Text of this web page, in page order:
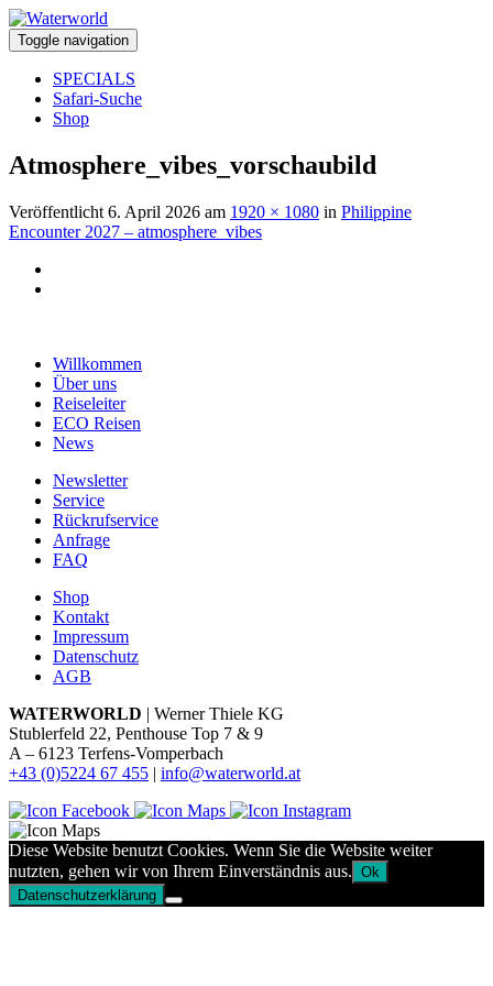
Toggle navigation
SPECIALS
Safari-Suche
Shop
Atmosphere_vibes_vorschaubild
Veröffentlicht 6. April 2026 am 1920 × 1080 in Philippine
Encounter 2027 – atmosphere_vibes
Willkommen
Über uns
Reiseleiter
ECO Reisen
News
Newsletter
Service
Rückrufservice
Anfrage
FAQ
Shop
Kontakt
Impressum
Datenschutz
AGB
WATERWORLD | Werner Thiele KG
Stublerfeld 22, Penthouse Top 7 & 9
A – 6123 Terfens-Vomperbach
+43 (0)5224 67 455 | info@waterworld.at
Diese Website benutzt Cookies. Wenn Sie die Website weiter
nutzten, gehen wir von Ihrem Einverständnis aus. Ok
Datenschutzerklärung